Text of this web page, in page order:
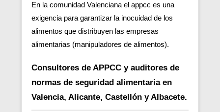
En la comunidad Valenciana el appcc es una
exigencia para garantizar la inocuidad de los
alimentos que distribuyen las empresas
alimentarias (manipuladores de alimentos).
Consultores de APPCC y auditores de
normas de seguridad alimentaria en
Valencia, Alicante, Castellón y Albacete.